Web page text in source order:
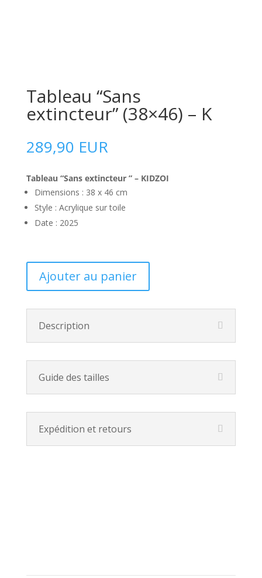
Tableau “Sans
extincteur” (38×46) – K
289,90 EUR
Tableau “Sans extincteur ” – KIDZOI
Dimensions : 38 x 46 cm
Style : Acrylique sur toile
Date : 2025
Ajouter au panier
Description
Guide des tailles
Expédition et retours